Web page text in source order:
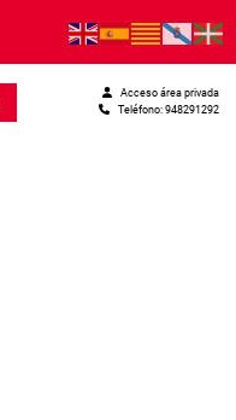
Teléfono: 948291292
Acceso área privada